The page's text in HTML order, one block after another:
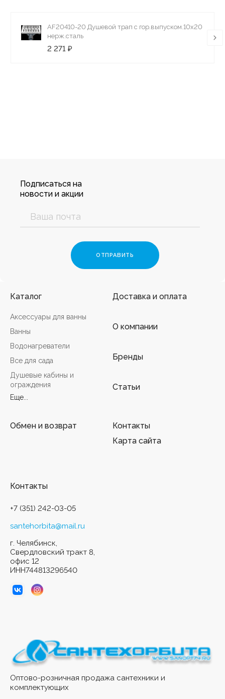
AF20410-20 Душевой трап с гор.выпуском.10х20
нерж.сталь
2 271 ₽
Подписаться на
новости и акции
Оптово-розничная продажа сантехники и
комплектующих
Каталог
Аксессуары для ванны
Ванны
Водонагреватели
Все для сада
Душевые кабины и
ограждения
Еще...
Доставка и оплата
О компании
Бренды
Статьи
Обмен и возврат
Контакты
Карта сайта
Контакты
+7 (351) 242-03-05
santehorbita@mail.ru
г. Челябинск,
Свердловский тракт 8,
офис 12
ИНН744813296540